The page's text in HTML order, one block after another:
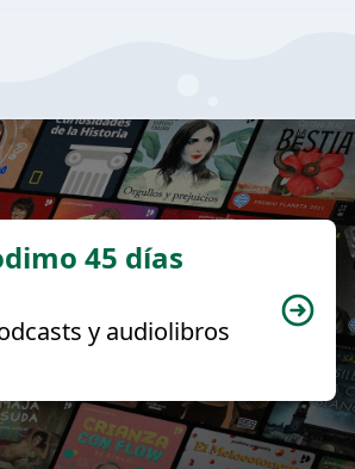
45 días
y audiolibros